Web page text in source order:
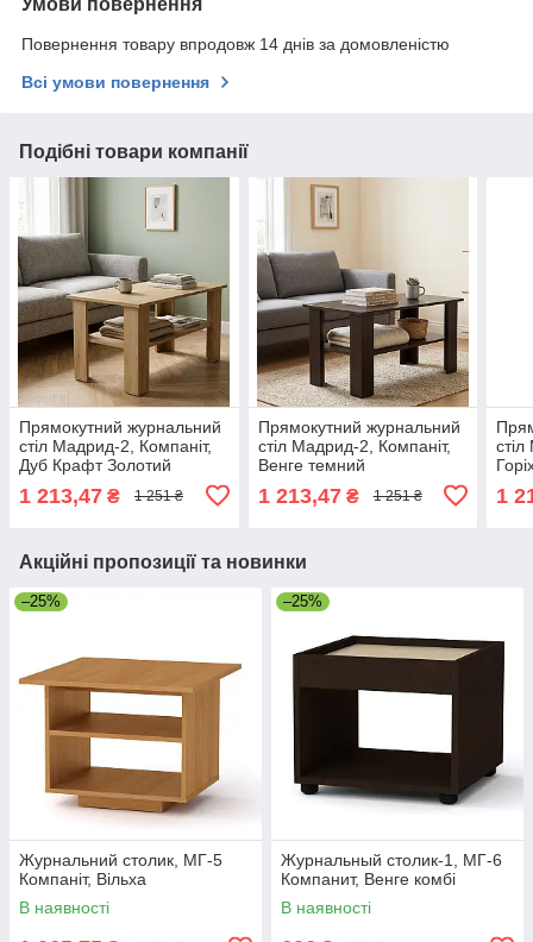
Умови повернення
Повернення товару впродовж 14 днів за домовленістю
Всі умови повернення
Подібні товари компанії
Прямокутний журнальний
стіл Мадрид-2, Компаніт,
Дуб Крафт Золотий
1 213,47 ₴ 1 251 ₴
Прямокутний журнальний
стіл Мадрид-2, Компаніт,
Венге темний
1 213,47₴ 1 251 ₴ 1
Акційні пропозиції та новинки
–25%
Журнальний столик, МГ-5
Компаніт, Вільха
В наявності
–25%
Журнальный столик-1, МГ-6
Компанит, Венге комбі
В наявності